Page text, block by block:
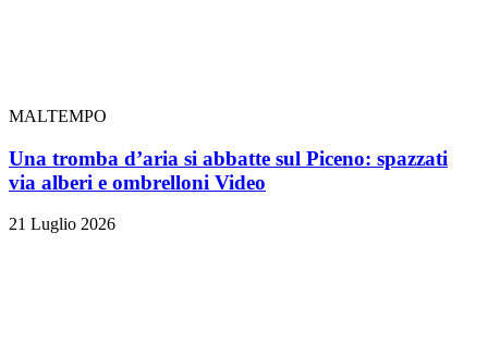
MALTEMPO
Una tromba d’aria si abbatte sul Piceno: spazzati
via alberi e ombrelloni Video
21 Luglio 2026